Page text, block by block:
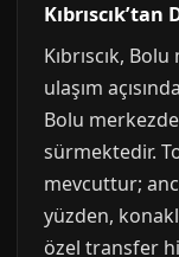
Kıbrıscık,
ulaşım
Bolu
sürmektedir.
mevcuttur;
yüzden,
özel transfer